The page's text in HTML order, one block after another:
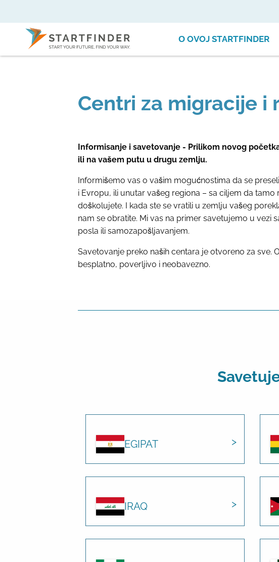
О OVOJ STARTFINDER
Centri za migracije i
Informisanje i savetovanje - Prilikom novog
ili na vašem putu u drugu zemlju.
Informišemo vas o vašim mogućnostima da se
i Evropu, ili unutar vašeg regiona – sa ciljem da tamo
doškolujete. I kada ste se vratili u zemlju vašeg
nam se obratite. Mi vas na primer savetujemo u vezi
posla ili samozapošljavanjem.
Savetovanje preko naših centara je otvoreno za sve.
besplatno, poverljivo i neobavezno.
EGIPAT
IRAQ